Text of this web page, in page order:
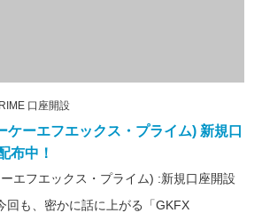
口座開設
ケーエフエックス・プライム) 新規口
布中！
エフエックス・プライム) :新規口座開設
回も、密かに話に上がる「GKFX